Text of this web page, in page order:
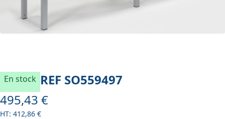
En stock REF SO559497
À partir de
495,43 €
412,86 €